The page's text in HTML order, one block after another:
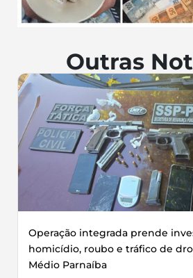
Outras
Operação integrada prende
homicídio, roubo e tráfico de
Médio Parnaíba